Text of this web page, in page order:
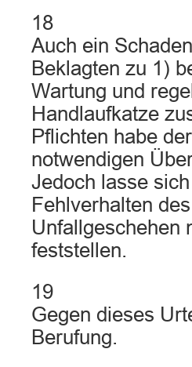
18
Auch ein
Beklagten zu 1)
Wartung und
Handlaufkatze
Pflichten habe
notwendigen
Jedoch lasse
Fehlverhalten
Unfallgeschehen
feststellen.
19
Gegen dieses
Berufung.